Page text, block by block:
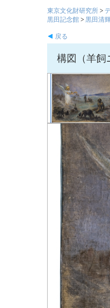
東京文化財研究所 >
黒田記念館 > 黒田清
戻る
構図（羊飼